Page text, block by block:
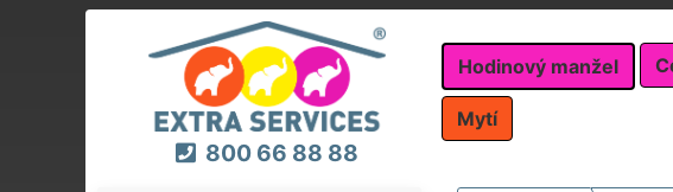
800 66 88 88
Hodinový manžel
Mytí